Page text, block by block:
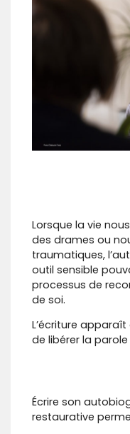
Lorsque la vie
des drames ou
traumatiques,
outil sensible
processus de
de soi.
L’écriture
de libérer la parole
Écrire son
restaurative